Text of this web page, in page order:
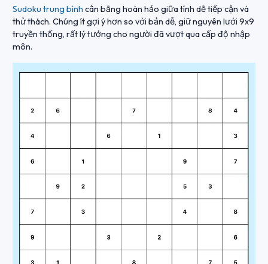
Sudoku trung bình cân bằng hoàn hảo giữa tính dễ tiếp cận và
thử thách. Chúng ít gợi ý hơn so với bản dễ, giữ nguyên lưới 9x9
truyền thống, rất lý tưởng cho người đã vượt qua cấp độ nhập
môn.